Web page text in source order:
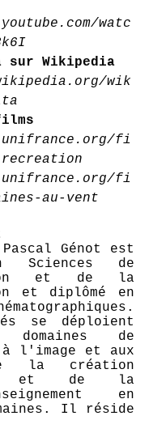
watc
sur Wikipedia
wik
fi
fi
au-vent
Génot est
Sciences de
et de la
et diplômé en
se déploient
de
l'image et aux
la création
et de la
en
Il réside